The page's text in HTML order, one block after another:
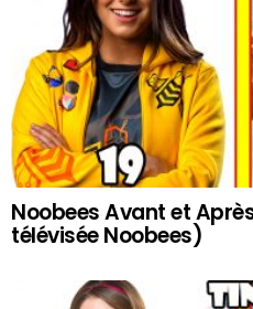
Noobees Avant et
télévisée Noobees)